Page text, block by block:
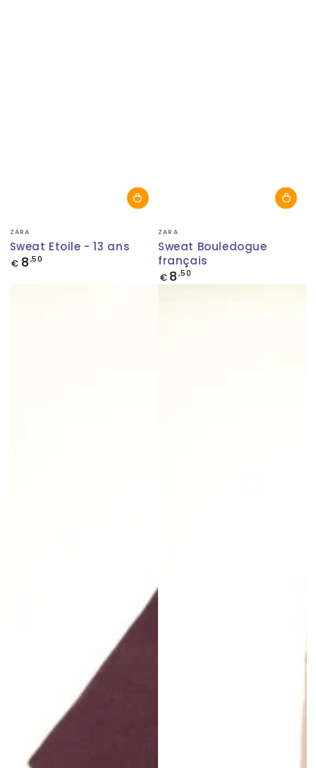
Fournisseur:
ZARA
Sweat Etoile - 13 ans
Prix
€ 8 ,50
Fournisseur:
ZARA
Sweat Bouledogue
français
Prix
normal
€ 8 ,50